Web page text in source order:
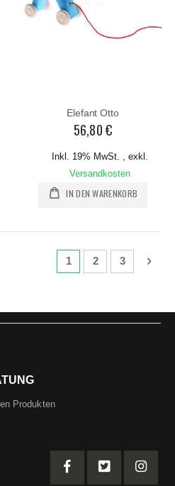
Elefant Otto
56,80 €
Inkl. 19% MwSt. , exkl.
Versandkosten
IN DEN WARENKORB
SeiteSie lesen gerade die
1 Seite
2 Seite
3 Seite
Produkten